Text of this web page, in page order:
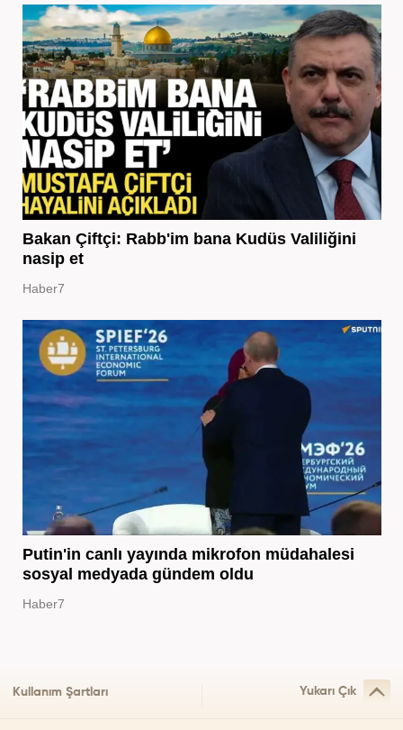
Bakan Çiftçi: Rabb'im bana Kudüs Valiliğini
nasip et
Haber7
Putin'in canlı yayında mikrofon müdahalesi
sosyal medyada gündem oldu
Haber7
Kullanım Şartları Yukarı Çık